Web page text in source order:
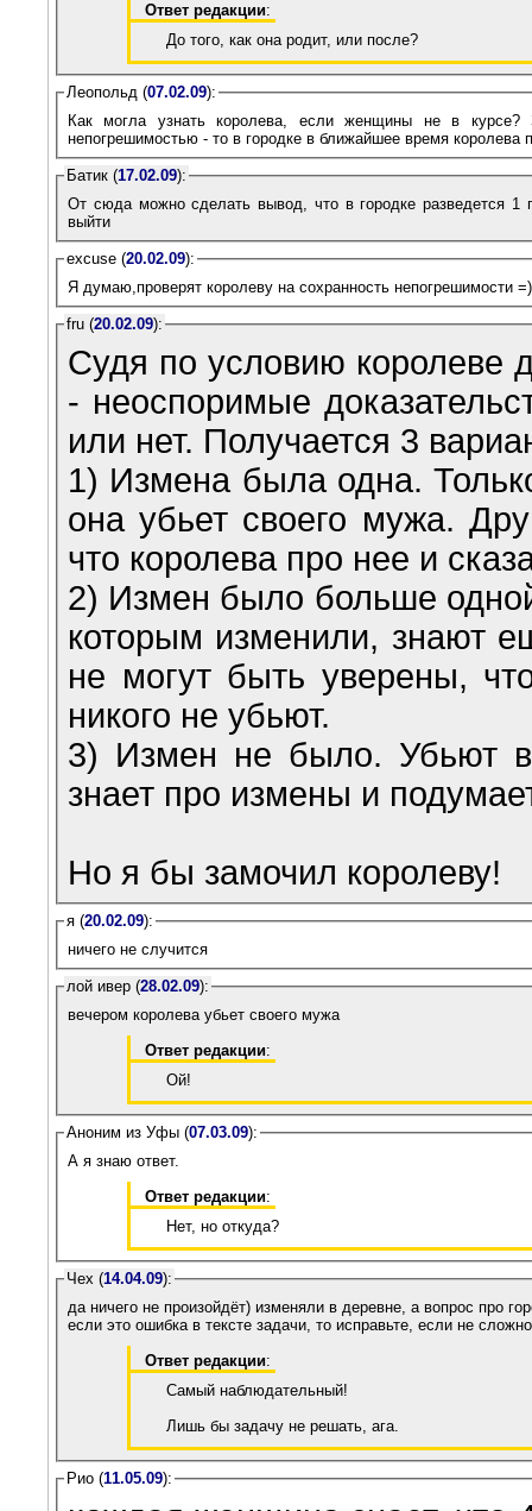
Ответ редакции:
До того, как она родит, или после?
Леопольд (07.02.09):
Как могла узнать королева, если женщины не в
непогрешимостью - то в городке в ближайшее время королева
Батик (17.02.09):
От сюда можно сделать вывод, что в городке разведется 1
выйти
excuse (20.02.09):
Я думаю,проверят королеву на сохранность непогрешимости
fru (20.02.09):
Судя по условию королеве
- неоспоримые
или нет. Получается 3
1) Измена была одна.
она убьет своего мужа.
что королева про нее и
2) Измен было больше
которым изменили, знают
не могут быть уверены,
никого не убьют.
3) Измен не было. Убьют
знает про измены и
Но я бы замочил королеву!
я (20.02.09):
ничего не случится
лой ивер (28.02.09):
вечером королева убьет своего мужа
Ответ редакции:
Ой!
Аноним из Уфы (07.03.09):
А я знаю ответ.
Ответ редакции:
Нет, но откуда?
Чех (14.04.09):
да ничего не произойдёт) изменяли в деревне, а вопрос про
если это ошибка в тексте задачи, то исправьте, если не
Ответ редакции:
Самый наблюдательный!
Лишь бы задачу не решать, ага.
Рио (11.05.09):